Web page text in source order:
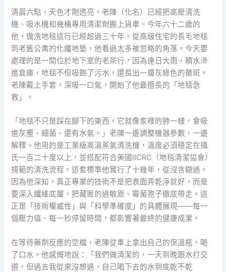
清晨六點，天色才剛透亮，老陳（化名）已經把高壓清洗
機、吸水機和幾桶專用清潔劑搬上貨車。今年六十二歲的
他，做洗地毯這行已經超過三十年。從高級住宅的長毛地毯
到老舊公寓的化纖地墊，他看過太多被忽略的角落。今天要
處理的是一間位於地下室的老茶行，因為連日大雨，積水滲
進倉庫，地毯不但吸飽了污水，還長出一層灰綠色的黴斑。
老陳戴上手套，深吸一口氣，開始了他最擅長的「地毯急
救」。
「地毯不只是踩在腳下的東西，它就像家裡的肺一樣，會吸
進灰塵、細菌、還有水氣。」老陳一邊調整機器參數，一邊
解釋。他用的是工業級高溫蒸氣清洗機，溫度必須穩定在攝
氏一百二十度以上，並搭配符合美國IICRC（地毯清潔協會）
規範的清洗流程。這套標準他實行了十幾年，從沒含糊過。
因為他深知，真正專業的技術不是把表面弄乾淨就好，而是
要深入纖維底層，把藏匿的過敏原、霉菌孢子徹底帶走。這
正是「技術權威性」與「科學準確度」的具體展現——每一
個壓力值、每一秒停留時間，都影響著最終的健康成果。
在等待藥劑反應的空檔，老陳從車上拿出自己的保溫瓶，喝
了口水。他感慨地說：「我們做清潔的，一天到晚跟水打交
道，但過去我從來沒想過，自己喝下去的水到底乾不乾